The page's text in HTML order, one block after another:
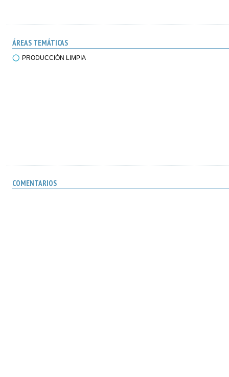
ÁREAS TEMÁTICAS
PRODUCCIÓN LIMPIA
COMENTARIOS